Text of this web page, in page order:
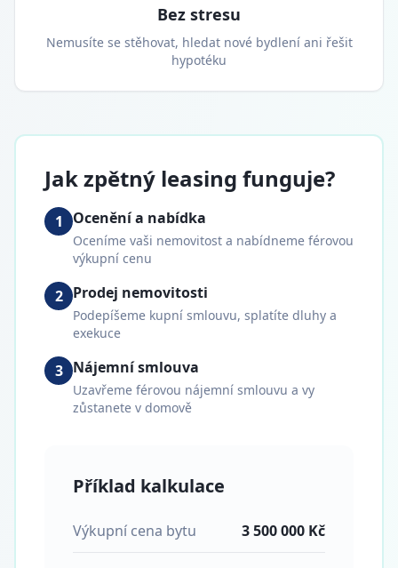
Bez stresu
Nemusíte se stěhovat, hledat nové bydlení ani řešit
hypotéku
Jak zpětný leasing funguje?
1 Ocenění a nabídka
Oceníme vaši nemovitost a nabídneme férovou
výkupní cenu
2 Prodej nemovitosti
Podepíšeme kupní smlouvu, splatíte dluhy a
exekuce
3 Nájemní smlouva
Uzavřeme férovou nájemní smlouvu a vy
zůstanete v domově
Příklad kalkulace
Výkupní cena bytu 3 500 000 Kč